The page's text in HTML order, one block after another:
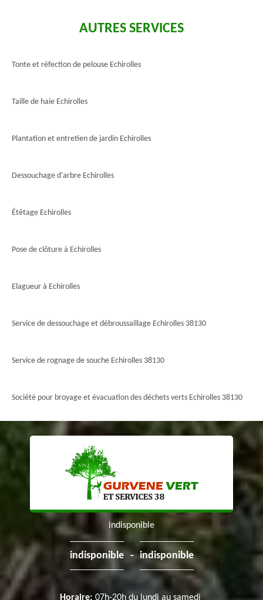
AUTRES SERVICES
Tonte et réfection de pelouse Echirolles
Taille de haie Echirolles
Plantation et entretien de jardin Echirolles
Dessouchage d'arbre Echirolles
Étêtage Echirolles
Pose de clôture à Echirolles
Elagueur à Echirolles
Service de dessouchage et débroussaillage Echirolles 38130
Service de rognage de souche Echirolles 38130
Société pour broyage et évacuation des déchets verts Echirolles 38130
indisponible
indisponible - indisponible
Horaire: 07h-20h du lundi au samedi